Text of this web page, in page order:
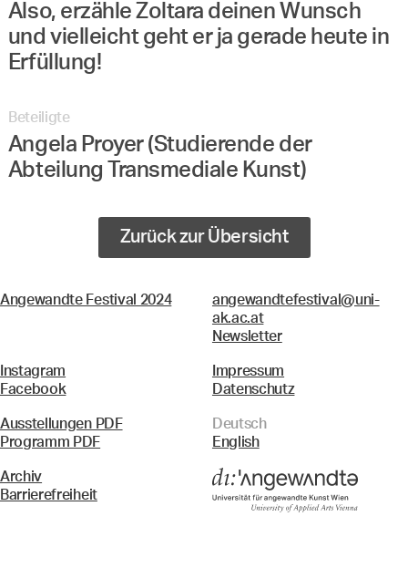
Also, erzähle Zoltara deinen Wunsch
und vielleicht geht er ja gerade heute in
Erfüllung!
Beteiligte
Angela Proyer (Studierende der
Abteilung Transmediale Kunst)
Zurück zur Übersicht
Angewandte Festival 2024
angewandtefestival@uni-
ak.ac.at
Newsletter
Instagram
Facebook
Impressum
Datenschutz
Ausstellungen PDF
Programm PDF
Deutsch
English
Archiv
Barrierefreiheit